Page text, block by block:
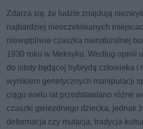
Zdarza się, że ludzie znajdują
najbardziej nieoczekiwanych
niewątpliwie czaszka nienaturalnej
1930 roku w Meksyku. Według opinii
do istoty będącej hybrydą człowieka i
wynikiem genetycznych manipulacji
ciągu wielu lat przedstawiano różne
czaszki gwiezdnego dziecka, jednak
deformacja czy mutacja, tradycja